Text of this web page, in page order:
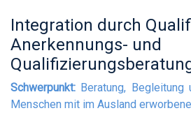
Integration durch
Anerkennungs- und
Schwerpunkt: Beratung, Begleitung
Menschen mit im Ausland